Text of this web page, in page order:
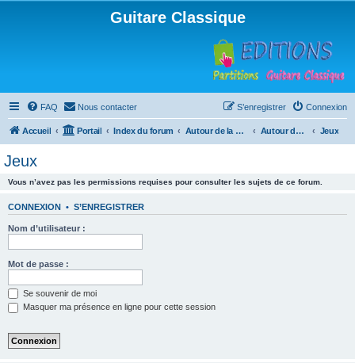
Guitare Classique
FAQ Nous contacter Connexion
S’enregistrer
Accueil Portail Index du forum Autour de la machine à café Autour de la machine à café Jeux
Jeux
Vous n’avez pas les permissions requises pour consulter les sujets de ce forum.
CONNEXION • S’ENREGISTRER
Nom d’utilisateur :
Mot de passe :
Se souvenir de moi
Masquer ma présence en ligne pour cette session